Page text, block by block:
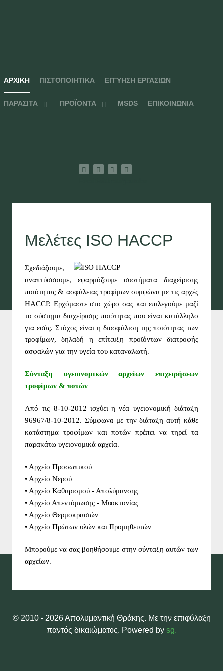
ΑΡΧΙΚΉ ΠΙΣΤΟΠΟΙΗΤΙΚΆ ΕΓΓΎΗΣΗ ΕΡΓΑΣΙΏΝ
ΠΑΡΆΣΙΤΑ ΠΡΟΪΌΝΤΑ MSDS ΕΠΙΚΟΙΝΩΝΊΑ
Μελέτες ISO HACCP
Σχεδιάζουμε,
αναπτύσσουμε, εφαρμόζουμε συστήματα διαχείρισης
ποιότητας & ασφάλειας τροφίμων συμφώνα με τις αρχές
HACCP. Ερχόμαστε στο χώρο σας και επιλεγούμε μαζί
το σύστημα διαχείρισης ποιότητας που είναι κατάλληλο
για εσάς. Στόχος είναι η διασφάλιση της ποιότητας των
τροφίμων, δηλαδή η επίτευξη προϊόντων διατροφής
ασφαλών για την υγεία του καταναλωτή.
Σύνταξη υγειονομικών αρχείων επιχειρήσεων
τροφίμων & ποτών
Από τις 8-10-2012 ισχύει η νέα υγειονομική διάταξη
96967/8-10-2012. Σύμφωνα με την διάταξη αυτή κάθε
κατάστημα τροφίμων και ποτών πρέπει να τηρεί τα
παρακάτω υγειονομικά αρχεία.
• Αρχείο Προσωπικού
• Αρχείο Νερού
• Αρχείο Καθαρισμού - Απολύμανσης
• Αρχείο Απεντόμωσης - Μυοκτονίας
• Αρχείο Θερμοκρασιών
• Αρχείο Πρώτων υλών και Προμηθευτών
Μπορούμε να σας βοηθήσουμε στην σύνταξη αυτών των
αρχείων.
© 2010 - 2026 Απολυμαντική Θράκης. Με την επιφύλαξη
παντός δικαιώματος. Powered by sg.